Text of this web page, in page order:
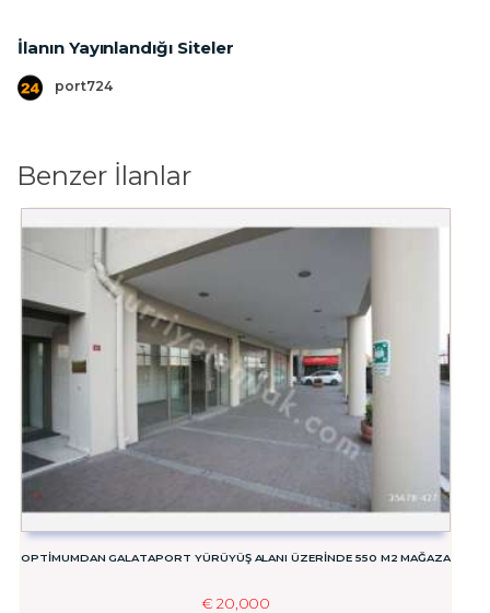
İlanın Yayınlandığı Siteler
port724
Benzer İlanlar
OPTİMUMDAN GALATAPORT YÜRÜYÜŞ ALANI ÜZERİNDE 550 M2 MAĞAZA
€ 20,000